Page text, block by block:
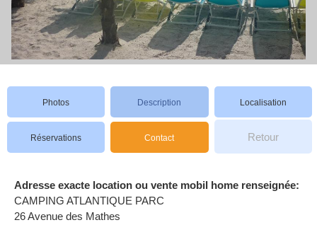
Photos Description Localisation
Réservations Contact Retour
Adresse exacte location ou vente mobil home renseignée:
CAMPING ATLANTIQUE PARC
26 Avenue des Mathes